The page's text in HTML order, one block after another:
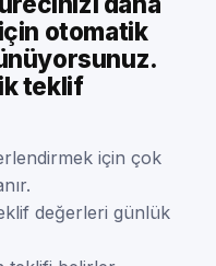
otomatik
teklif
için çok
değerleri günlük